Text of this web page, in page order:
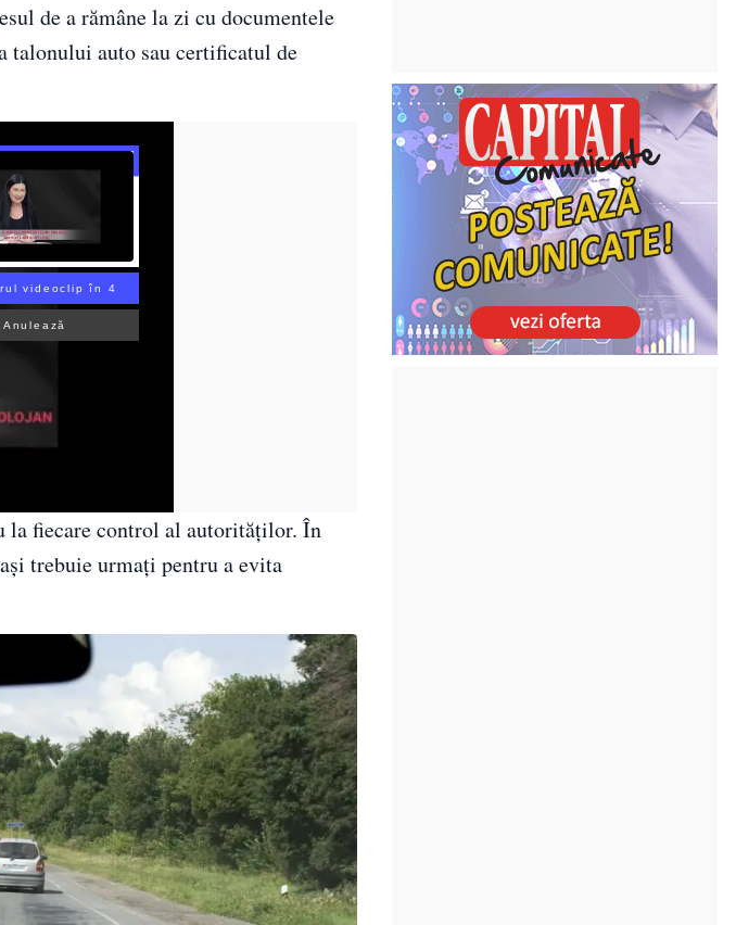
de a rămâne la zi cu documentele
talonului auto sau certificatul de
videoclip în 2
Anulează
la fiecare control al autorităților. În
trebuie urmați pentru a evita